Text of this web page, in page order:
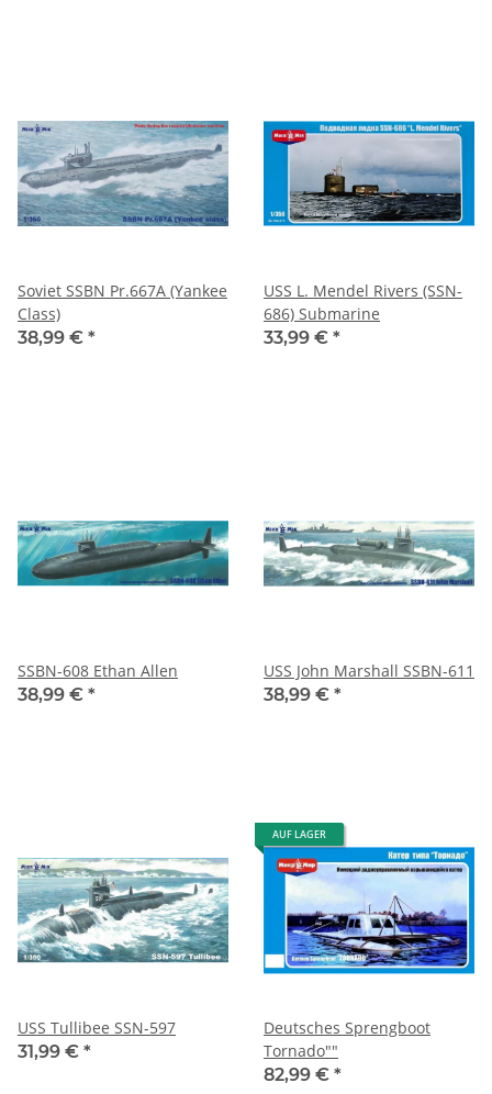
Soviet SSBN Pr.667A (Yankee
Class)
38,99 € *
USS L. Mendel Rivers (SSN-
686) Submarine
33,99 € *
SSBN-608 Ethan Allen
38,99 € *
USS John Marshall SSBN-611
38,99 € *
USS Tullibee SSN-597
31,99 € *
AUF LAGER
Deutsches Sprengboot
Tornado""
82,99 € *